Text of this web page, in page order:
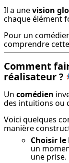
Il a une vision
chaque élément
Pour un
comprendre
Comment
réalisateur ?
Un comédien
des intuitions ou
Voici quelques
manière
Choisir
un
une prise.